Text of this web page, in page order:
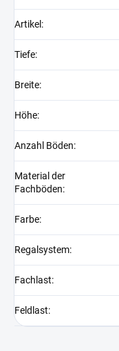
Artikel :
Tiefe:
Breite:
Höhe:
Anzahl Böden:
Material der
Fachböden:
Farbe:
Regalsystem:
Fachlast:
Feldlast: